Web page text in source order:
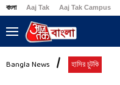
বাংলা Aaj Tak Aaj Tak Campus
Bangla News হাসির চুটকি